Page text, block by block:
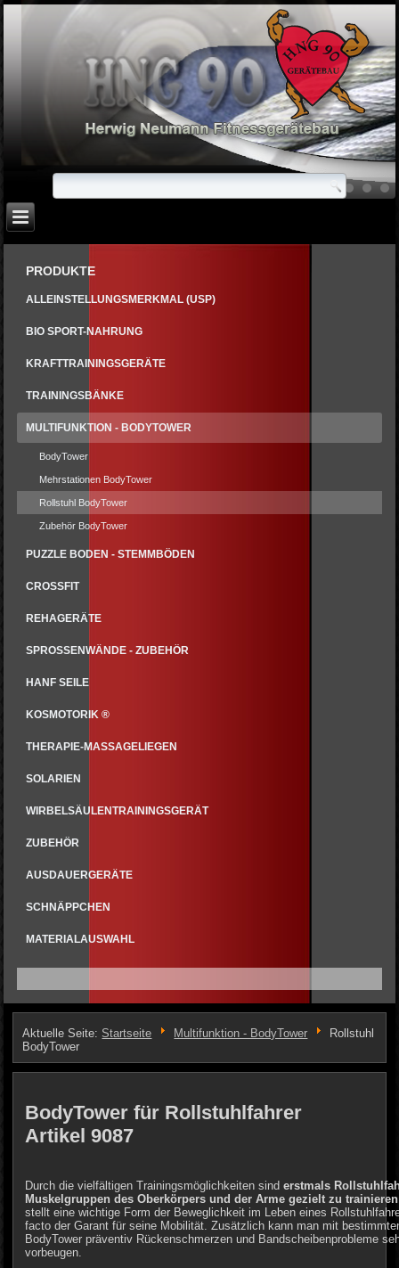
PRODUKTE
ALLEINSTELLUNGSMERKMAL (USP)
BIO SPORT-NAHRUNG
KRAFTTRAININGSGERÄTE
TRAININGSBÄNKE
MULTIFUNKTION - BODYTOWER
BodyTower
Mehrstationen BodyTower
Rollstuhl BodyTower
Zubehör BodyTower
PUZZLE BODEN - STEMMBÖDEN
CROSSFIT
REHAGERÄTE
SPROSSENWÄNDE - ZUBEHÖR
HANF SEILE
KOSMOTORIK ®
THERAPIE-MASSAGELIEGEN
SOLARIEN
WIRBELSÄULENTRAININGSGERÄT
ZUBEHÖR
AUSDAUERGERÄTE
SCHNÄPPCHEN
MATERIALAUSWAHL
Aktuelle Seite:Startseite Multifunktion - BodyTower
Rollstuhl
BodyTower
BodyTower für Rollstuhlfahrer
Artikel 9087
Durch die vielfältigen Trainingsmöglichkeiten sinderstmals
Muskelgruppen des Oberkörpers und der Arme gezielt zu trainieren
stellt eine wichtige Form der Beweglichkeit im Leben eines
facto der Garant für seine Mobilität. Zusätzlich kann man mit
BodyTower präventiv Rückenschmerzen und Bandscheibenprobleme
vorbeugen.